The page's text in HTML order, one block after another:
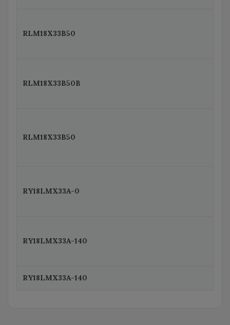
RLM18X33B50
RLM18X33B50B
RLM18X33B50
RY18LMX33A-0
RY18LMX33A-140
RY18LMX33A-140